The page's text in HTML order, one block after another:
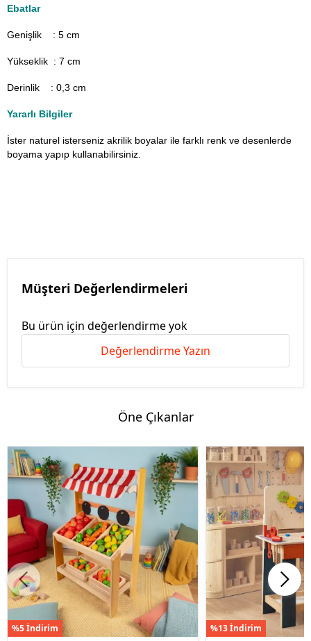
Ebatlar
Genişlik : 5 cm
Yükseklik : 7 cm
Derinlik : 0,3 cm
Yararlı Bilgiler
İster naturel isterseniz akrilik boyalar ile farklı renk ve desenlerde
boyama yapıp kullanabilirsiniz.
Müşteri Değerlendirmeleri
Bu ürün için değerlendirme yok
Değerlendirme Yazın
Öne Çıkanlar
%5 İndirim %13 İndirim